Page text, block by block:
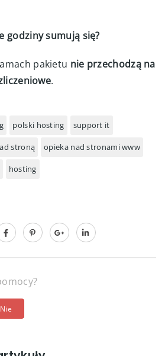
godziny sumują się?
pakietu nie przechodzą na
.
polski hosting support it
stroną opieka nad stronami www
hosting